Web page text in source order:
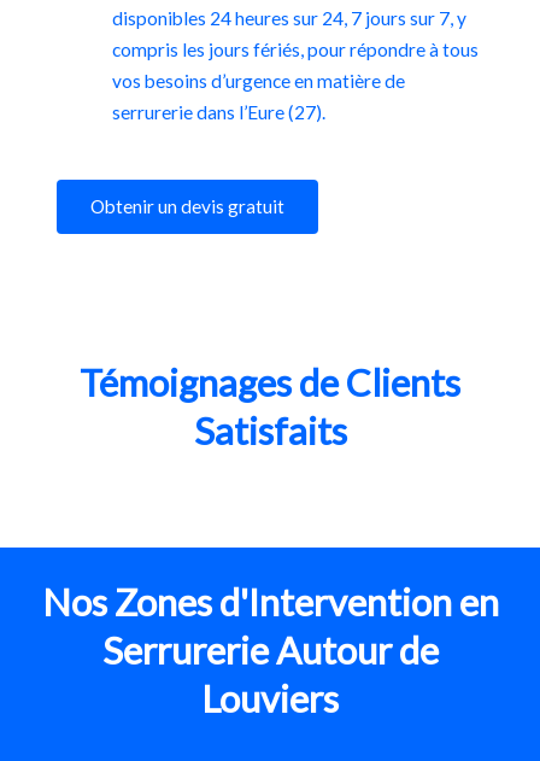
disponibles 24 heures sur 24, 7 jours sur 7, y
compris les jours fériés, pour répondre à tous
vos besoins d’urgence en matière de
serrurerie dans l’Eure (27).
Obtenir un devis gratuit
Témoignages de Clients
Satisfaits
Nos Zones d'Intervention en
Serrurerie Autour de
Louviers